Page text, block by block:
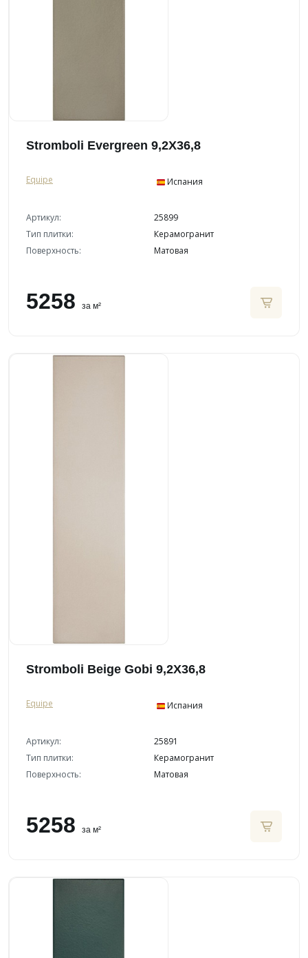
Stromboli Evergreen 9,2X36,8
Equipe Испания
Артикул:
25899
Тип плитки:
Керамогранит
Поверхность:
Матовая
5258 за м²
Stromboli Beige Gobi 9,2X36,8
Equipe Испания
Артикул:
25891
Тип плитки:
Керамогранит
Поверхность:
Матовая
5258 за м²